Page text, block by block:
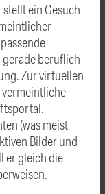
ein Gesuch
beruflich
Zur virtuellen
(was meist
Bilder und
er gleich die